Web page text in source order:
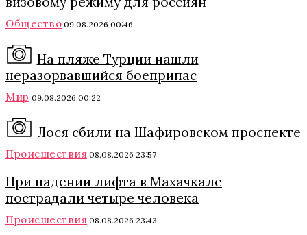
Общество 09.08.2026 00:46
На пляже Турции нашли
неразорвавшийся боеприпас
Мир 09.08.2026 00:22
Лося сбили на Шафировском проспекте
Происшествия 08.08.2026 23:57
При падении лифта в Махачкале
пострадали четыре человека
Происшествия 08.08.2026 23:43